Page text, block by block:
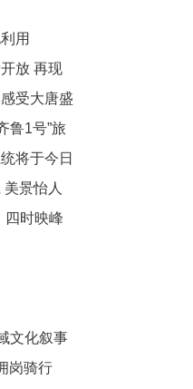
用
放 再现
受大唐盛
鲁1号”旅
将于今日
景怡人
四时映峰
文化叙事
岗骑行